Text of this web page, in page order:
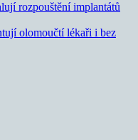
rozpouštění implantátů
olomoučtí lékaři i bez